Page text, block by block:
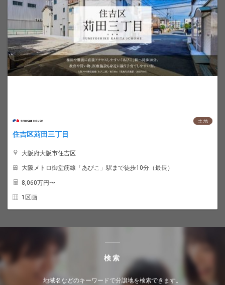
土 地
住吉区苅田三丁目
大阪府大阪市住吉区
大阪メトロ御堂筋線「あびこ」駅まで徒歩10分（最長）
8,060万円〜
1区画
検索
地域名などのキーワードで分譲地を検索できます。